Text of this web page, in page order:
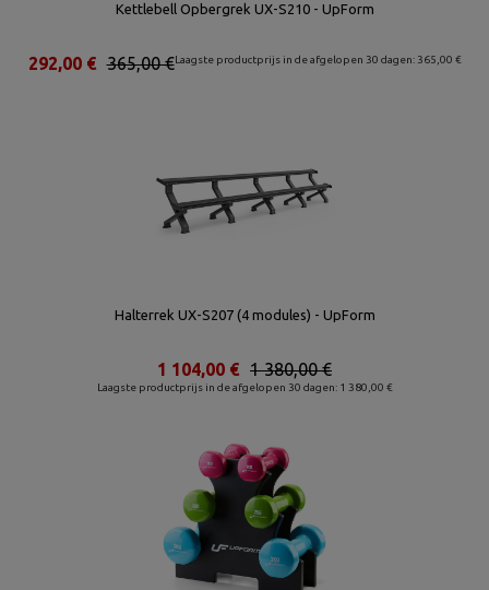
Kettlebell Opbergrek UX-S210 - UpForm
Laagste productprijs in de afgelopen 30 dagen: 365,00 €
365,00 €
292,00 €
Halterrek UX-S207 (4 modules) - UpForm
Laagste productprijs in de afgelopen 30 dagen: 1 380,00 €
1 380,00 €
1 104,00 €